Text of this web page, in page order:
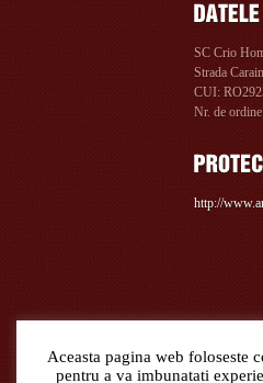
SC Crio
Strada
CUI:
Nr. de
http://
Aceasta pagina web foloseste
pentru a va imbunatati